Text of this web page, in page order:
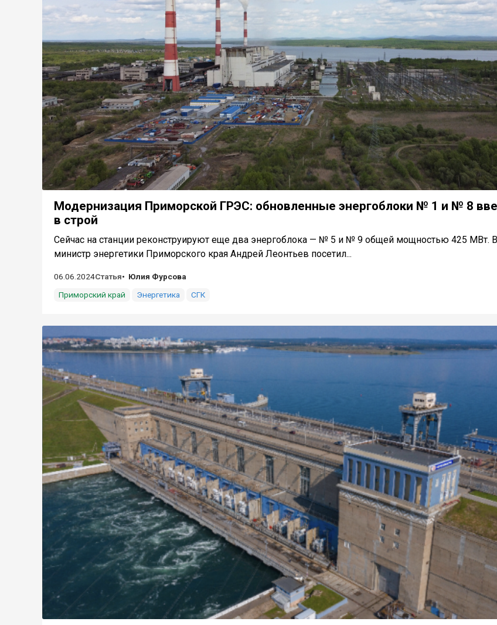
Модернизация Приморской ГРЭС: обновленные энергоблоки № 1 и № 8
в строй
Сейчас на станции реконструируют еще два энергоблока — № 5 и № 9 общей мощностью 425 МВт.
министр энергетики Приморского края Андрей Леонтьев посетил...
06.06.2024Статья
Юлия Фурсова
Приморский край
Энергетика СГК